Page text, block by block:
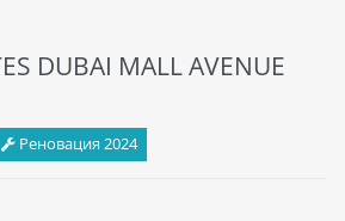
DUBAI MALL AVENUE
Реновация 2024